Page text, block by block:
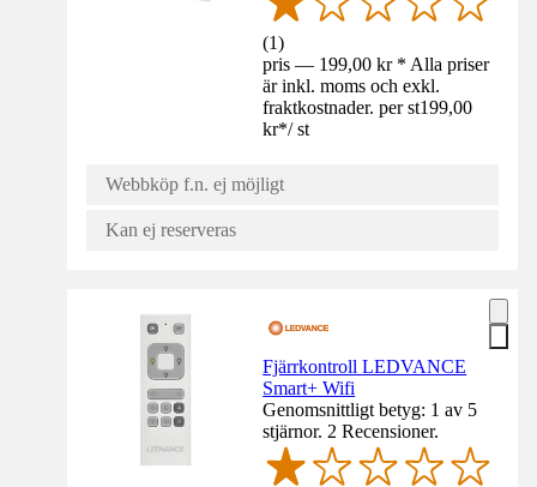
(1)
pris — 199,00 kr * Alla priser
är inkl. moms och exkl.
fraktkostnader. per st199,00
kr*/ st
Webbköp f.n. ej möjligt
Kan ej reserveras
Fjärrkontroll LEDVANCE
Smart+ Wifi
Genomsnittligt betyg: 1 av 5
stjärnor. 2 Recensioner.